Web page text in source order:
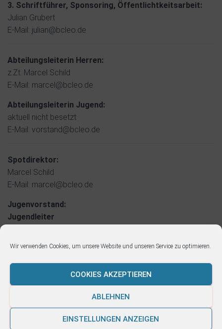
Wir verwenden Cookies, um unsere Website und unseren Service zu optimieren.
COOKIES AKZEPTIEREN
ABLEHNEN
EINSTELLUNGEN ANZEIGEN
3. Schriftführer, Sponsoring, Öffentlichtkeitsarbeit:
Julian Grubert
E-Mail: julian@bcleo.de
Abteilungsleiterin Herren:
z.Zt. Marcel Schild
E-Mail: marcel@bcleo.de
Abteilungsleiterin Jugend:
aktuell nicht besetzt
E-Mail: vorstand@bcleo.de
Spotdirektor:
Marcel Schild
E-Mail: marcel@bcleo.de
Jugenvorstand:
Jugendleiter
E-Mail: tim@bcleo.de
IMPRESSUM DATENSCHUTZERKLÄRUNG